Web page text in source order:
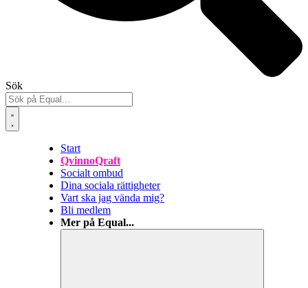
Sök
Start
QvinnoQraft
Socialt ombud
Dina sociala rättigheter
Vart ska jag vända mig?
Bli medlem
Mer på Equal...